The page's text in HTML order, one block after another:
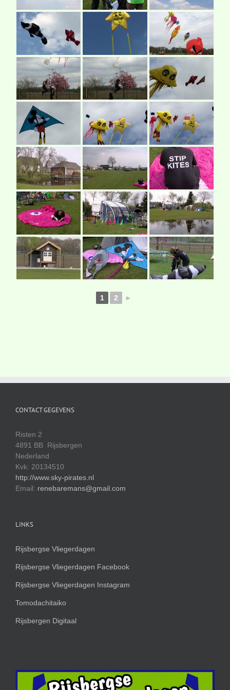
1 2 ►
CONTACT GEGEVENS
Risten 2
4891 BB Rijsbergen
Nederland
Kvk: 20134510
http://www.sky-pirates.nl
Email: renebaremans@gmail.com
LINKS
Rijsbergse Vliegerdagen
Rijsbergse Vliegerdagen Facebook
Rijsbergse Vliegerdagen Instagram
Tomodachitaiko
Rijsbergen Digitaal